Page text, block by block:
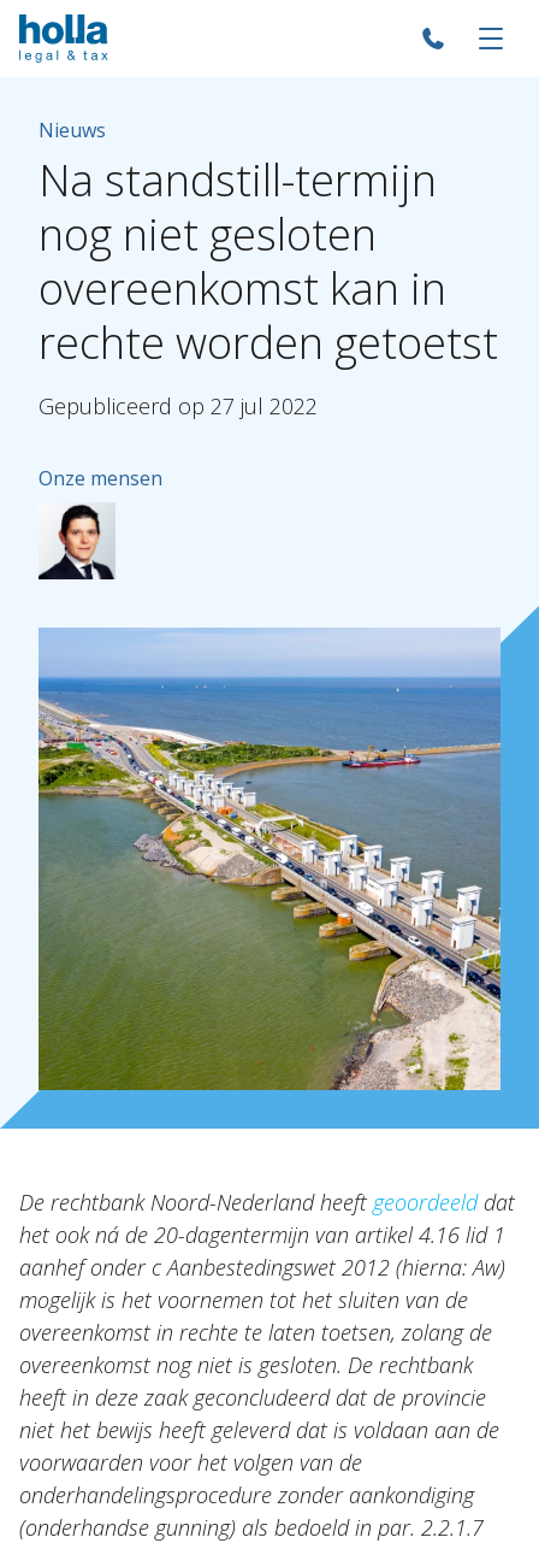
Over Holla
Onze mensen
Expertises
Topics
Internationaal
Nieuws
Na standstill-termijn
nog niet gesloten
overeenkomst kan in
rechte worden getoetst
Gepubliceerd op 27 jul 2022
Onze mensen
De rechtbank Noord-Nederland heeft geoordeelddat
het ook ná de 20-dagentermijn van artikel 4.16 lid 1
aanhef onder c Aanbestedingswet 2012 (hierna: Aw)
mogelijk is het voornemen tot het sluiten van de
overeenkomst in rechte te laten toetsen, zolang de
overeenkomst nog niet is gesloten. De rechtbank
heeft in deze zaak geconcludeerd dat de provincie
niet het bewijs heeft geleverd dat is voldaan aan de
voorwaarden voor het volgen van de
onderhandelingsprocedure zonder aankondiging
(onderhandse gunning) als bedoeld in par. 2.2.1.7